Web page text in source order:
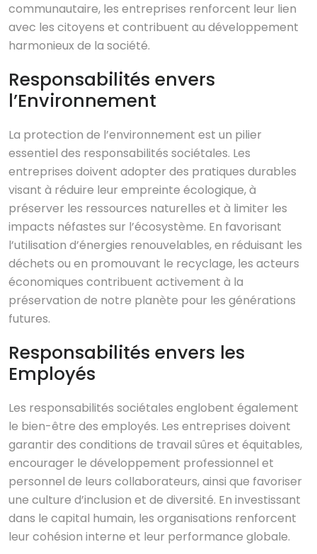
communautaire, les entreprises renforcent leur lien
avec les citoyens et contribuent au développement
harmonieux de la société.
Responsabilités envers
l’Environnement
La protection de l’environnement est un pilier
essentiel des responsabilités sociétales. Les
entreprises doivent adopter des pratiques durables
visant à réduire leur empreinte écologique, à
préserver les ressources naturelles et à limiter les
impacts néfastes sur l’écosystème. En favorisant
l’utilisation d’énergies renouvelables, en réduisant les
déchets ou en promouvant le recyclage, les acteurs
économiques contribuent activement à la
préservation de notre planète pour les générations
futures.
Responsabilités envers les
Employés
Les responsabilités sociétales englobent également
le bien-être des employés. Les entreprises doivent
garantir des conditions de travail sûres et équitables,
encourager le développement professionnel et
personnel de leurs collaborateurs, ainsi que favoriser
une culture d’inclusion et de diversité. En investissant
dans le capital humain, les organisations renforcent
leur cohésion interne et leur performance globale.